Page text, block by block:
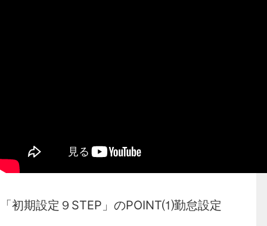
「初期設定９STEP」のPOINT⑴勤怠設定